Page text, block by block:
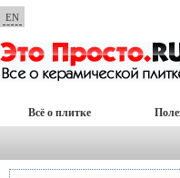
EN
Всё о плитке